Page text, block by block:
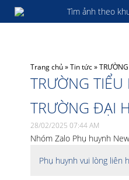
Tìm ảnh theo
Trang chủ»Tin tức»
TRƯỜNG
TRƯỜNG ĐẠI
28/02/2025 07:44 AM
Nhóm Zalo Phụ huynh
Phụ huynh vui lòng liên